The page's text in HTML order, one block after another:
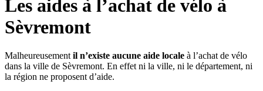
Les aides à l’achat de vélo à
Sèvremont
Malheureusement il n’existe aucune aide locale à l’achat de vélo
dans la ville de Sèvremont. En effet ni la ville, ni le département, ni
la région ne proposent d’aide.